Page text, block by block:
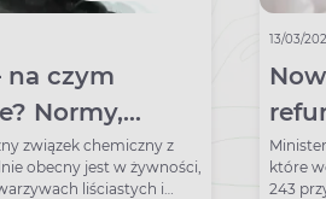
na czym
Normy,
związek chemiczny z
obecny jest w żywności,
liściastych i
13/03/
które
243